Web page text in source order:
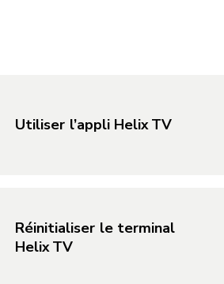
Utiliser l’appli Helix TV
Réinitialiser le terminal
Helix TV